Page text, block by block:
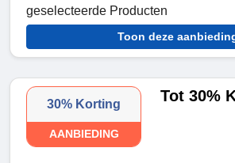
geselecteerde Producten
Toon deze
30% Korting
AANBIEDING
Tot 30%